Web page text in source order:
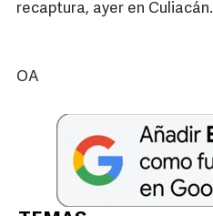
recaptura, ayer en Culiacán.
OA